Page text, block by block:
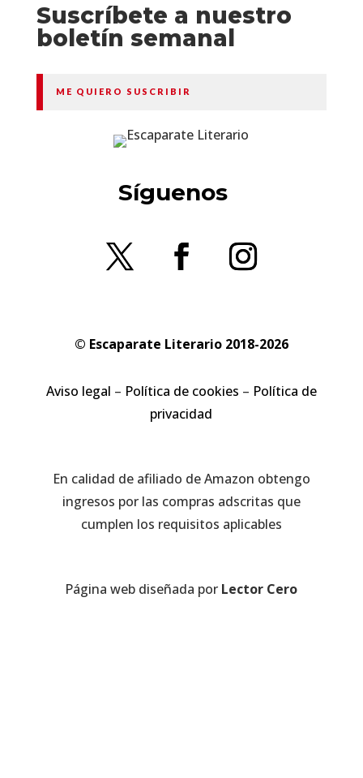
Suscríbete a nuestro
boletín semanal
ME QUIERO SUSCRIBIR
Síguenos
© Escaparate Literario 2018-2026
Aviso legal – Política de cookies – Política de
privacidad
En calidad de afiliado de Amazon obtengo
ingresos por las compras adscritas que
cumplen los requisitos aplicables
Página web diseñada por Lector Cero